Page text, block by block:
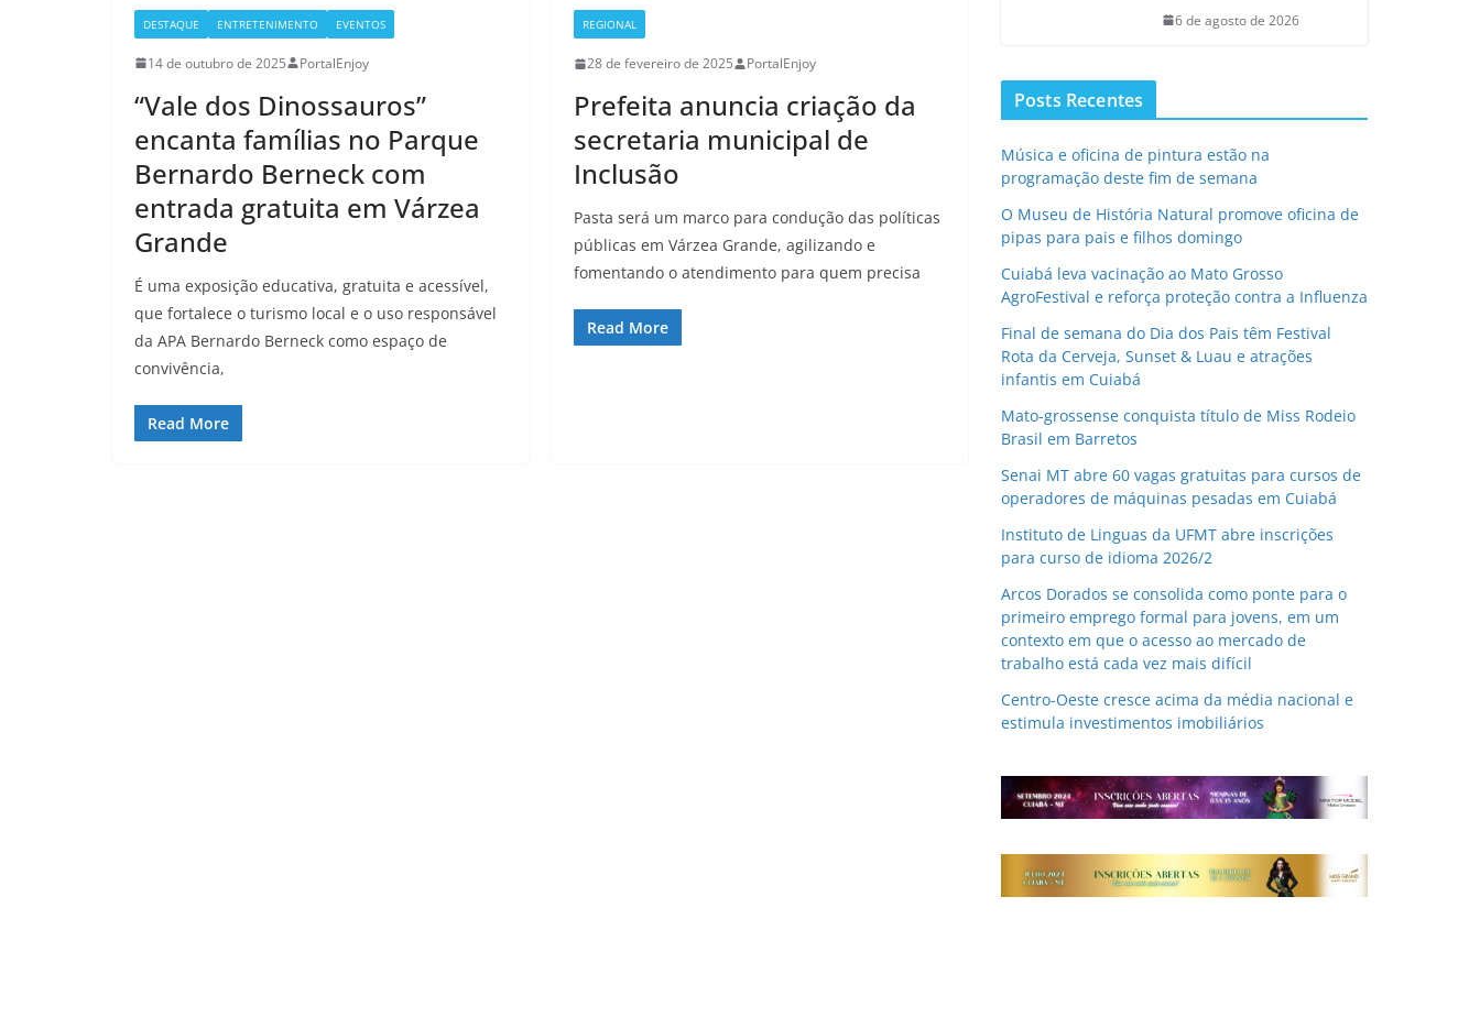
DESTAQUE ENTRETENIMENTO EVENTOS
14 de outubro de 2025 PortalEnjoy
“Vale dos Dinossauros”
encanta famílias no Parque
Bernardo Berneck com
entrada gratuita em Várzea
Grande
É uma exposição educativa, gratuita e acessível,
que fortalece o turismo local e o uso responsável
da APA Bernardo Berneck como espaço de
convivência,
Read More
REGIONAL
28 de fevereiro de 2025 PortalEnjoy
Prefeita anuncia criação da
secretaria municipal de
Inclusão
Pasta será um marco para condução das políticas
públicas em Várzea Grande, agilizando e
fomentando o atendimento para quem precisa
Read More
6 de agosto de 2026
Posts Recentes
Música e oficina de pintura estão na
programação deste fim de semana
O Museu de História Natural promove oficina de
pipas para pais e filhos domingo
Cuiabá leva vacinação ao Mato Grosso
AgroFestival e reforça proteção contra a Influenza
Final de semana do Dia dos Pais têm Festival
Rota da Cerveja, Sunset & Luau e atrações
infantis em Cuiabá
Mato-grossense conquista título de Miss Rodeio
Brasil em Barretos
Senai MT abre 60 vagas gratuitas para cursos de
operadores de máquinas pesadas em Cuiabá
Instituto de Linguas da UFMT abre inscrições
para curso de idioma 2026/2
Arcos Dorados se consolida como ponte para o
primeiro emprego formal para jovens, em um
contexto em que o acesso ao mercado de
trabalho está cada vez mais difícil
Centro-Oeste cresce acima da média nacional e
estimula investimentos imobiliários